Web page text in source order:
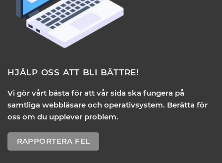
HJÄLP OSS ATT BLI BÄTTRE!
Vi gör vårt bästa för att vår sida ska fungera på
samtliga webbläsare och operativsystem. Berätta för
oss om du upplever problem.
RAPPORTERA FEL